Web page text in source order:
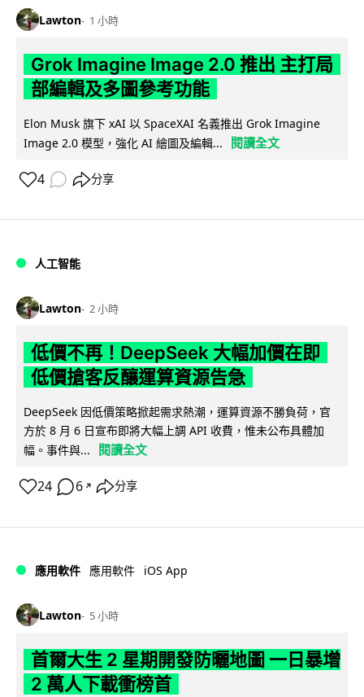
Lawton 1 小時
Grok Imagine Image 2.0 推出 主打局
部編輯及多圖參考功能
Elon Musk 旗下 xAI 以 SpaceXAI 名義推出 Grok Imagine
Image 2.0 模型，強化 AI 繪圖及編輯...
閱讀全文
4 分享
人工智能
Lawton 2 小時
低價不再！DeepSeek 大幅加價在即
低價搶客反釀運算資源告急
DeepSeek 因低價策略掀起需求熱潮，運算資源不勝負荷，官
方於 8 月 6 日宣布即將大幅上調 API 收費，惟未公布具體加
幅。事件與...
閱讀全文
24 6 ↗ 分享
應用軟件 應用軟件 iOS App
Lawton 5 小時
首爾大生 2 星期開發防曬地圖 一日暴增
2 萬人下載衝榜首